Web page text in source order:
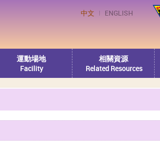
中文 ENGLISH
運動場地
Facility
相關資源
Related Resources